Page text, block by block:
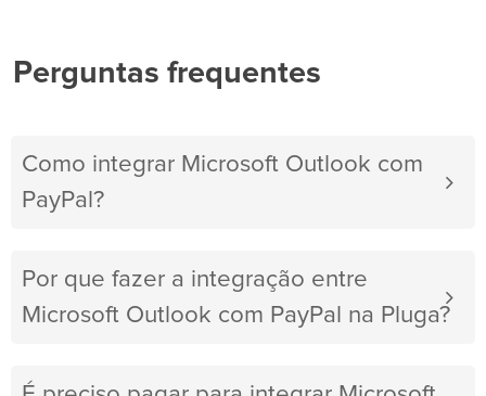
Perguntas frequentes
Como integrar Microsoft Outlook com
PayPal?
Por que fazer a integração entre
Microsoft Outlook com PayPal na Pluga?